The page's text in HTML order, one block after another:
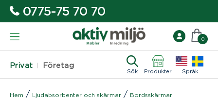
0775-75 70 70
Privat Företag
Sök Produkter Språk
0
Hem / Ljudabsorbenter och skärmar / Bordsskärmar